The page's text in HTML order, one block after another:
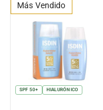
Más Vendido
SPF 50+ HIALURÓNICO